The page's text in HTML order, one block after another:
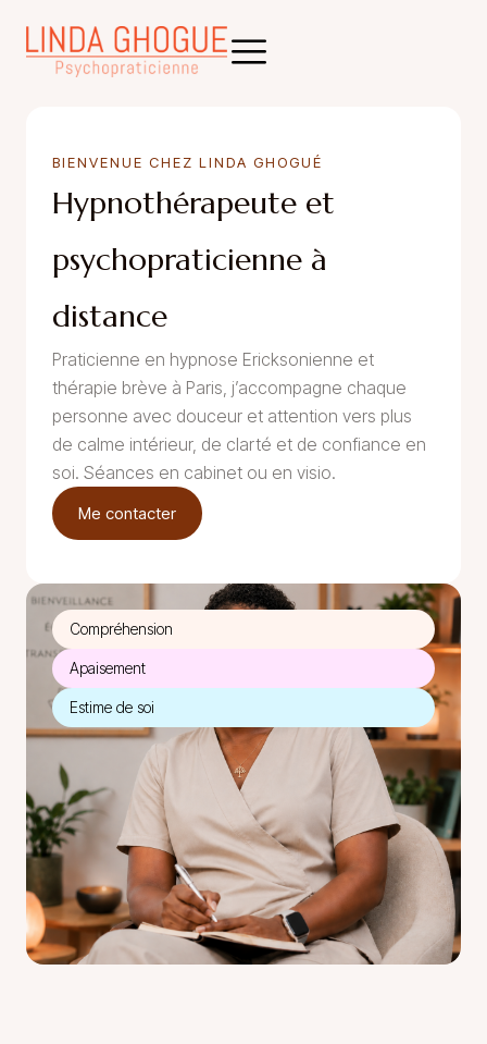
Compréhension
Apaisement
Estime de soi
BIENVENUE CHEZ LINDA GHOGUÉ
Hypnothérapeute et
psychopraticienne à
distance
Praticienne en hypnose Ericksonienne et
thérapie brève à Paris, j’accompagne chaque
personne avec douceur et attention vers plus
de calme intérieur, de clarté et de confiance en
soi. Séances en cabinet ou en visio.
Me contacter